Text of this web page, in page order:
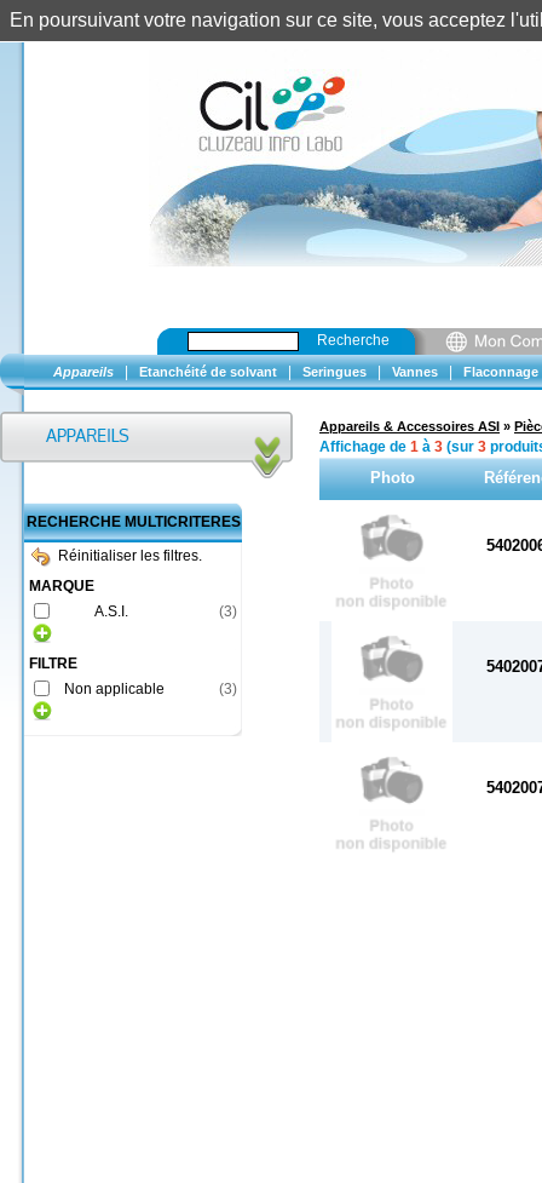
Recherche
Appareils Etanchéité de solvant Seringues Vannes Flaconnage
RECHERCHE MULTICRITERES
Réinitialiser les filtres.
MARQUE
A.S.I.
(3)
FILTRE
Non applicable
(3)
Appareils & Accessoires ASI »
Affichage de 1 à 3 (sur 3
Photo
En poursuivant votre navigation sur ce site, vous acceptez